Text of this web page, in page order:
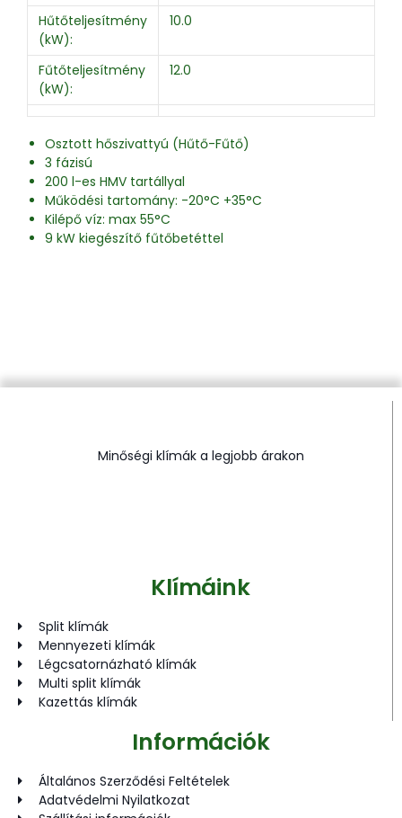
Hűtőteljesítmény
(kW):
10.0
Fűtőteljesítmény
(kW):
12.0
Osztott hőszivattyú (Hűtő-Fűtő)
3 fázisú
200 l-es HMV tartállyal
Működési tartomány: -20°C +35°C
Kilépő víz: max 55°C
9 kW kiegészítő fűtőbetéttel
Minőségi klímák a legjobb árakon
Klímáink
Split klímák
Mennyezeti klímák
Légcsatornázható klímák
Multi split klímák
Kazettás klímák
Információk
Általános Szerződési Feltételek
Adatvédelmi Nyilatkozat